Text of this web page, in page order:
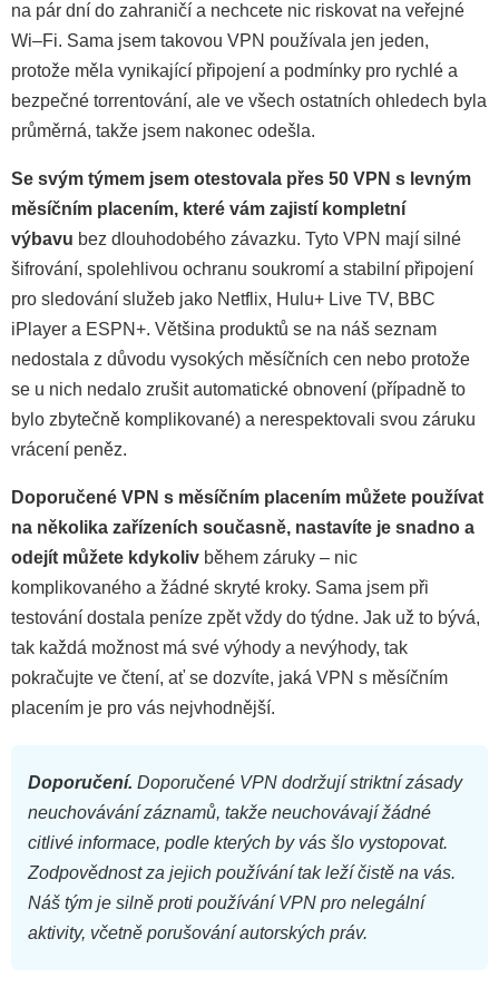
na pár dní do zahraničí a nechcete nic riskovat na veřejné
Wi–Fi. Sama jsem takovou VPN používala jen jeden,
protože měla vynikající připojení a podmínky pro rychlé a
bezpečné torrentování, ale ve všech ostatních ohledech byla
průměrná, takže jsem nakonec odešla.
Se svým týmem jsem otestovala přes 50 VPN s levným
měsíčním placením, které vám zajistí kompletní
výbavu bez dlouhodobého závazku. Tyto VPN mají silné
šifrování, spolehlivou ochranu soukromí a stabilní připojení
pro sledování služeb jako Netflix, Hulu+ Live TV, BBC
iPlayer a ESPN+. Většina produktů se na náš seznam
nedostala z důvodu vysokých měsíčních cen nebo protože
se u nich nedalo zrušit automatické obnovení (případně to
bylo zbytečně komplikované) a nerespektovali svou záruku
vrácení peněz.
Doporučené VPN s měsíčním placením můžete používat
na několika zařízeních současně, nastavíte je snadno a
odejít můžete kdykoliv během záruky – nic
komplikovaného a žádné skryté kroky. Sama jsem při
testování dostala peníze zpět vždy do týdne. Jak už to bývá,
tak každá možnost má své výhody a nevýhody, tak
pokračujte ve čtení, ať se dozvíte, jaká VPN s měsíčním
placením je pro vás nejvhodnější.
Doporučení. Doporučené VPN dodržují striktní zásady
neuchovávání záznamů, takže neuchovávají žádné
citlivé informace, podle kterých by vás šlo vystopovat.
Zodpovědnost za jejich používání tak leží čistě na vás.
Náš tým je silně proti používání VPN pro nelegální
aktivity, včetně porušování autorských práv.